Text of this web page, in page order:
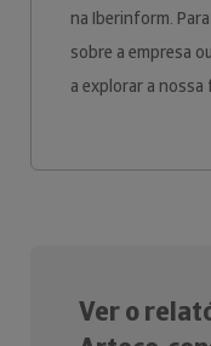
na Iberinform.
sobre a empresa
a explorar a
Ver o